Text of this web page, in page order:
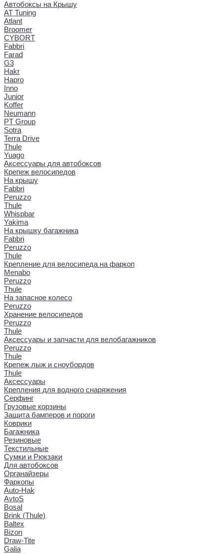
Автобоксы на Крышу
AT Tuning
Atlant
Broomer
CYBORT
Fabbri
Farad
G3
Hakr
Hapro
Inno
Junior
Koffer
Neumann
PT Group
Sotra
Terra Drive
Thule
Yuago
Аксессуары для автобоксов
Крепеж велосипедов
На крышу
Fabbri
Peruzzo
Thule
Whispbar
Yakima
На крышку багажника
Fabbri
Peruzzo
Thule
Крепление для велосипеда на фаркоп
Menabo
Peruzzo
Thule
На запасное колесо
Peruzzo
Хранение велосипедов
Peruzzo
Thule
Аксессуары и запчасти для велобагажников
Peruzzo
Thule
Крепеж лыж и сноубордов
Thule
Аксессуары
Крепления для водного снаряжения
Серфинг
Грузовые корзины
Защита бамперов и пороги
Коврики
Багажника
Резиновые
Текстильные
Сумки и Рюкзаки
Для автобоксов
Органайзеры
Фаркопы
Auto-Hak
AvtoS
Bosal
Brink (Thule)
Baltex
Bizon
Draw-Tite
Galia